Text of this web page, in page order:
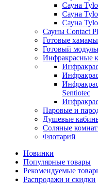
Сауна
Сауна
Сауна
Сауны Contact
Готовые
Готовый
Инфракрасные
Sentiotec
Паровые и
Душевые
Соляные
Флотарий
Новинки
Популярные товары
Рекомендуемые
Распродажи и скидки